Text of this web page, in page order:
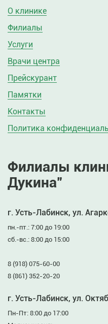
О клинике
Филиалы
Услуги
Врачи центра
Прейскурант
Памятки
Контакты
Политика
Филиалы
Дукина”
г. Усть-Лабинск, ул.
пн.-пт.: 7:00 до 19:00
сб.-вс.: 8:00 до 15:00
8 (918) 075-60-00
8 (861) 352-20-20
г. Усть-Лабинск, ул.
Пн-Пт: 8:00 до 17:00